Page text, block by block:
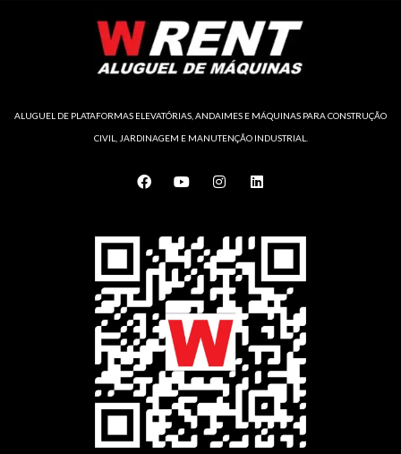
ALUGUEL DE PLATAFORMAS ELEVATÓRIAS, ANDAIMES E MÁQUINAS PARA CONSTRUÇÃO
CIVIL, JARDINAGEM E MANUTENÇÃO INDUSTRIAL.
F
a
o
o
k
Y
o
b
e
I
n
g
r
a
m
L
i